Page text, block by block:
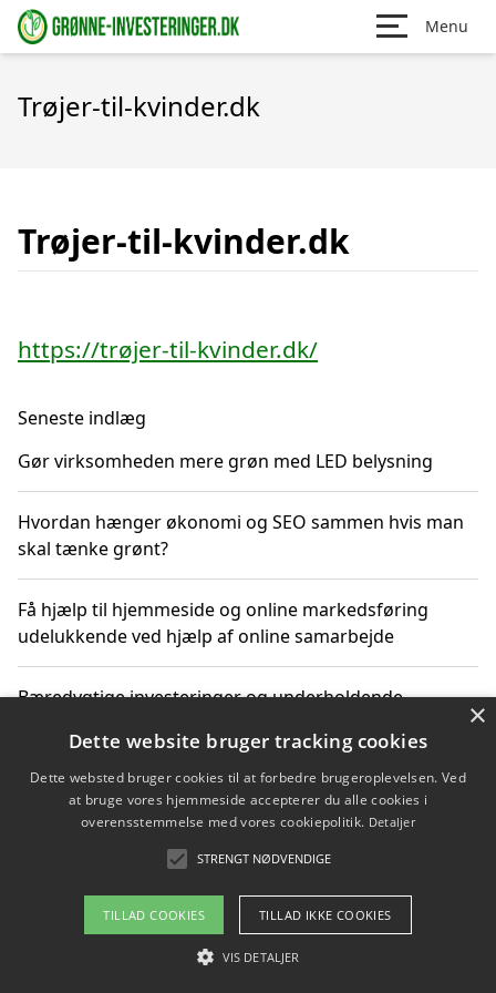
Menu
Trøjer-til-kvinder.dk
Trøjer-til-kvinder.dk
https://trøjer-til-kvinder.dk/
Seneste indlæg
Gør virksomheden mere grøn med LED belysning
Hvordan hænger økonomi og SEO sammen hvis man
skal tænke grønt?
Få hjælp til hjemmeside og online markedsføring
udelukkende ved hjælp af online samarbejde
Bæredygtige investeringer og underholdende
Sådan kan online møder for virksomheder fremme
grønne investeringer
Copyright 2026 - Pilanto Aps
Om / kontakt
×
Dette website bruger tracking cookies
Dette websted bruger cookies til at forbedre brugeroplevelsen. Ved
at bruge vores hjemmeside accepterer du alle cookies i
overensstemmelse med vores cookiepolitik. Detaljer
STRENGT NØDVENDIGE
TILLAD COOKIES TILLAD IKKE COOKIES
VIS DETALJER